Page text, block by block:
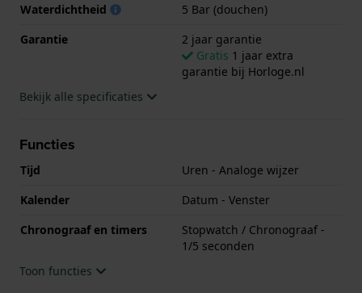
Waterdichtheid
5 Bar (douchen)
Garantie
2 jaar garantie
Gratis 1 jaar extra
garantie bij Horloge.nl
Bekijk alle specificaties
Functies
Tijd
Uren - Analoge wijzer
Kalender
Datum - Venster
Chronograaf en timers
Stopwatch / Chronograaf -
1/5 seconden
Toon functies